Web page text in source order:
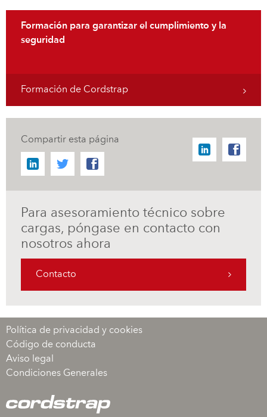
Formación para garantizar el cumplimiento y la
seguridad
Formación de Cordstrap
Compartir esta página
Para asesoramiento técnico sobre
cargas, póngase en contacto con
nosotros ahora
Contacto
Política de privacidad y cookies
Código de conducta
Aviso legal
Condiciones Generales